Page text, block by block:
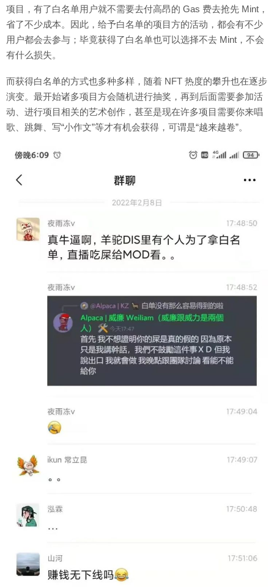
项目，有了白名单用户就不需要去付高昂的 Gas 费去抢先 Mint，
省了不少成本。因此，给予白名单的项目方的活动，都会有不少
用户都会去参与；毕竟获得了白名单也可以选择不去 Mint，不会
有什么损失。
而获得白名单的方式也多种多样，随着 NFT 热度的攀升也在逐步
演变。最开始诸多项目方会随机进行抽奖，再到后面需要参加活
动、进行项目相关的艺术创作，甚至是现在许多项目需要你来唱
歌、跳舞、写“小作文”等才有机会获得，可谓是“越来越卷”。